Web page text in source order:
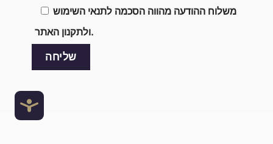
משלוח ההודעה מהווה הסכמה לתנאי השימוש
ולתקנון האתר.